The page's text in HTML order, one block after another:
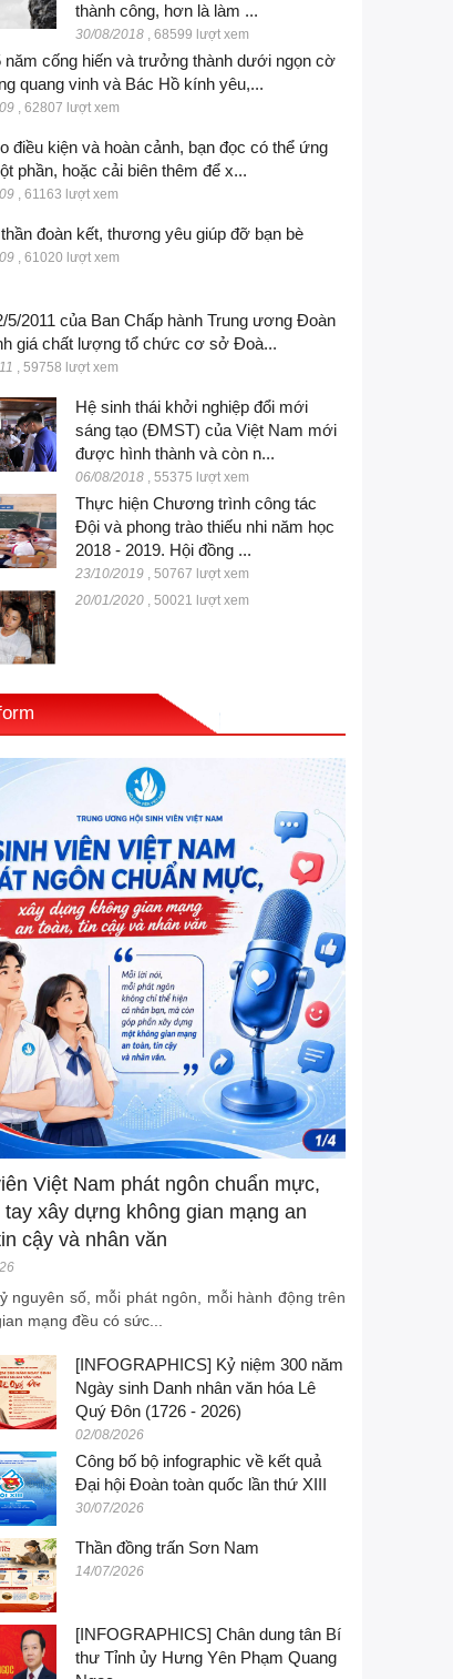
thành công, hơn là làm ...
30/08/2018 ,68599 lượt xem
năm cống hiến và trưởng thành dưới ngọn cờ
quang vinh và Bác Hồ kính yêu,...
,62807 lượt xem
điều kiện và hoàn cảnh, bạn đọc có thể ứng
phần, hoặc cải biên thêm để x...
,61163 lượt xem
đoàn kết, thương yêu giúp đỡ bạn bè
,61020 lượt xem
5/2011 của Ban Chấp hành Trung ương Đoàn
giá chất lượng tổ chức cơ sở Đoà...
,59758 lượt xem
Hệ sinh thái khởi nghiệp đổi mới
sáng tạo (ĐMST) của Việt Nam mới
được hình thành và còn n...
06/08/2018 ,55375 lượt xem
Thực hiện Chương trình công tác
Đội và phong trào thiếu nhi năm học
2018 - 2019. Hội đồng ...
23/10/2019 ,50767 lượt xem
20/01/2020 ,50021 lượt xem
Việt Nam phát ngôn chuẩn mực,
tay xây dựng không gian mạng an
cậy và nhân văn
nguyên số, mỗi phát ngôn, mỗi hành động trên
mạng đều có sức...
[INFOGRAPHICS] Kỷ niệm 300 năm
Ngày sinh Danh nhân văn hóa Lê
Quý Đôn (1726 - 2026)
02/08/2026
Công bố bộ infographic về kết quả
Đại hội Đoàn toàn quốc lần thứ XIII
30/07/2026
Thần đồng trấn Sơn Nam
14/07/2026
[INFOGRAPHICS] Chân dung tân Bí
thư Tỉnh ủy Hưng Yên Phạm Quang